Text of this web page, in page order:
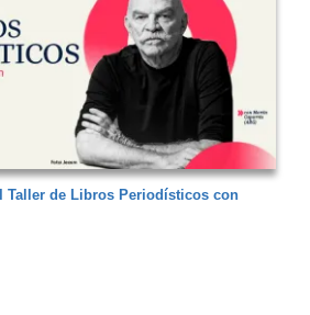
Taller de Libros Periodísticos con